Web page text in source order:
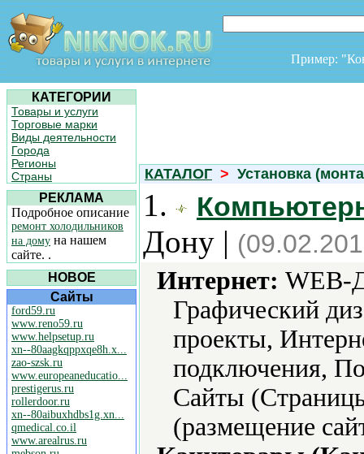
Пример:
КАТЕГОРИИ
Товары и услуги
Торговые марки
Виды деятельности
Города
Регионы
Страны
РЕКЛАМА
Подробное описание
ремонт холодильников
на дому на нашем
сайте. .
НОВОЕ
Сайты
ford59.ru
www.reno59.ru
www.helpsetup.ru
xn--80aagkqppxqe8h.x...
zao-szsk.ru
www.europeaneducatio...
prestigerus.ru
rollerdoor.ru
xn--80aibuxhdbs1g.xn...
qmedical.co.il
www.arealrus.ru
КАТАЛОГ > Установка
1.
Дону |
Интернет: WEB-
Графический
проекты,
подключения,
Сайты
(размещение